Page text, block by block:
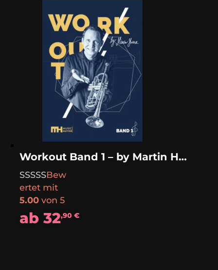
Workout Band 1 – by Martin Hutter
Bew
ertet mit
5.00 von 5
ab32,90€